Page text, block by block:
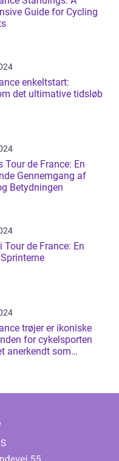
Guide for Cycling
enkeltstart:
det ultimative tidsløb
Tour de France: En
Gennemgang af
Betydningen
Tour de France: En
trøjer er ikoniske
for cykelsporten
anerkendt som